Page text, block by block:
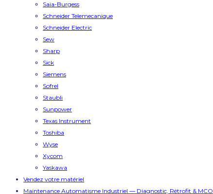
Saia-Burgess
Schneider Telemecanique
Schneider Electric
Sew
Sharp
Sick
Siemens
Sofrel
Staubli
Sunpower
Texas Instrument
Toshiba
Wyse
Xycom
Yaskawa
Vendez votre matériel
Maintenance Automatisme Industriel — Diagnostic, Rétrofit & MCO